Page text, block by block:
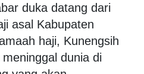
duka datang dari
asal Kabupaten
haji, Kunengsih
dunia di